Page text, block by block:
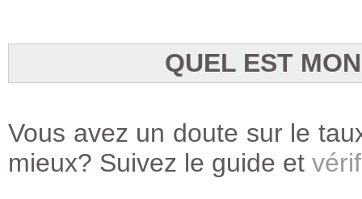
QUEL EST
Vous avez un doute sur le
mieux? Suivez le guide et